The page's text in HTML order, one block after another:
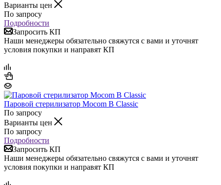
Варианты цен
По запросу
Подробности
Запросить КП
Наши менеджеры обязательно свяжутся с вами и уточнят
условия покупки и направят КП
Паровой стерилизатор Mocom B Classic
По запросу
Варианты цен
По запросу
Подробности
Запросить КП
Наши менеджеры обязательно свяжутся с вами и уточнят
условия покупки и направят КП